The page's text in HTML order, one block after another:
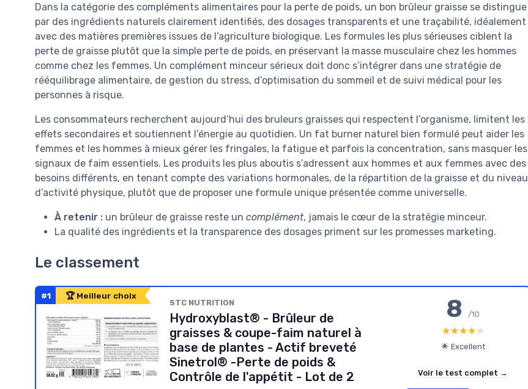
Dans la catégorie des compléments alimentaires pour la perte de poids, un bon brûleur graisse se distingue
par des ingrédients naturels clairement identifiés, des dosages transparents et une traçabilité, idéalement
avec des matières premières issues de l’agriculture biologique. Les formules les plus sérieuses ciblent la
perte de graisse plutôt que la simple perte de poids, en préservant la masse musculaire chez les hommes
comme chez les femmes. Un complément minceur sérieux doit donc s’intégrer dans une stratégie de
rééquilibrage alimentaire, de gestion du stress, d’optimisation du sommeil et de suivi médical pour les
personnes à risque.
Les consommateurs recherchent aujourd’hui des bruleurs graisses qui respectent l’organisme, limitent les
effets secondaires et soutiennent l’énergie au quotidien. Un fat burner naturel bien formulé peut aider les
femmes et les hommes à mieux gérer les fringales, la fatigue et parfois la concentration, sans masquer les
signaux de faim essentiels. Les produits les plus aboutis s’adressent aux hommes et aux femmes avec des
besoins différents, en tenant compte des variations hormonales, de la répartition de la graisse et du niveau
d’activité physique, plutôt que de proposer une formule unique présentée comme universelle.
À retenir : un brûleur de graisse reste un complément, jamais le cœur de la stratégie minceur.
La qualité des ingrédients et la transparence des dosages priment sur les promesses marketing.
Le classement
#1 🏆 Meilleur choix
STC NUTRITION
Hydroxyblast® - Brûleur de
graisses & coupe-faim naturel à
base de plantes - Actif breveté
Sinetrol® -Perte de poids &
Contrôle de l'appétit - Lot de 2
8/10
★★★★★
★★★★★
🌟 Excellent
Voir le test complet →